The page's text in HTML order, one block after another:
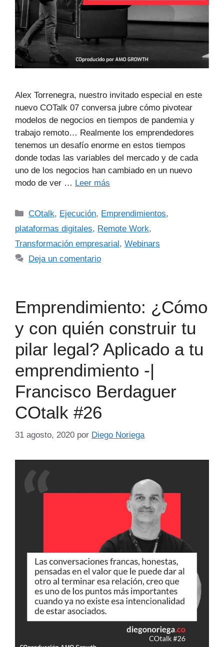
Alex Torrenegra, nuestro invitado especial en este
nuevo COTalk 07 conversa jubre cómo pivotear
modelos de negocios en tiempos de pandemia y
trabajo remoto… Realmente los emprendedores
tenemos un desafío enorme en estos tiempos
donde todas las variables del mercado y de cada
uno de los negocios han cambiado en un nuevo
modo de ver … Leer más
COtalk, Ejecución, Emprendimientos,
plataformas digitales, Remote Work,
Transformación empresarial, Webinars
Deja un comentario
Emprendimiento: ¿Cómo
y con quién construir tu
pilar legal? Aplicado a tu
emprendimiento -|
Francisco Berdaguer
COtalk #26
31 agosto, 2020 por Diego Noriega